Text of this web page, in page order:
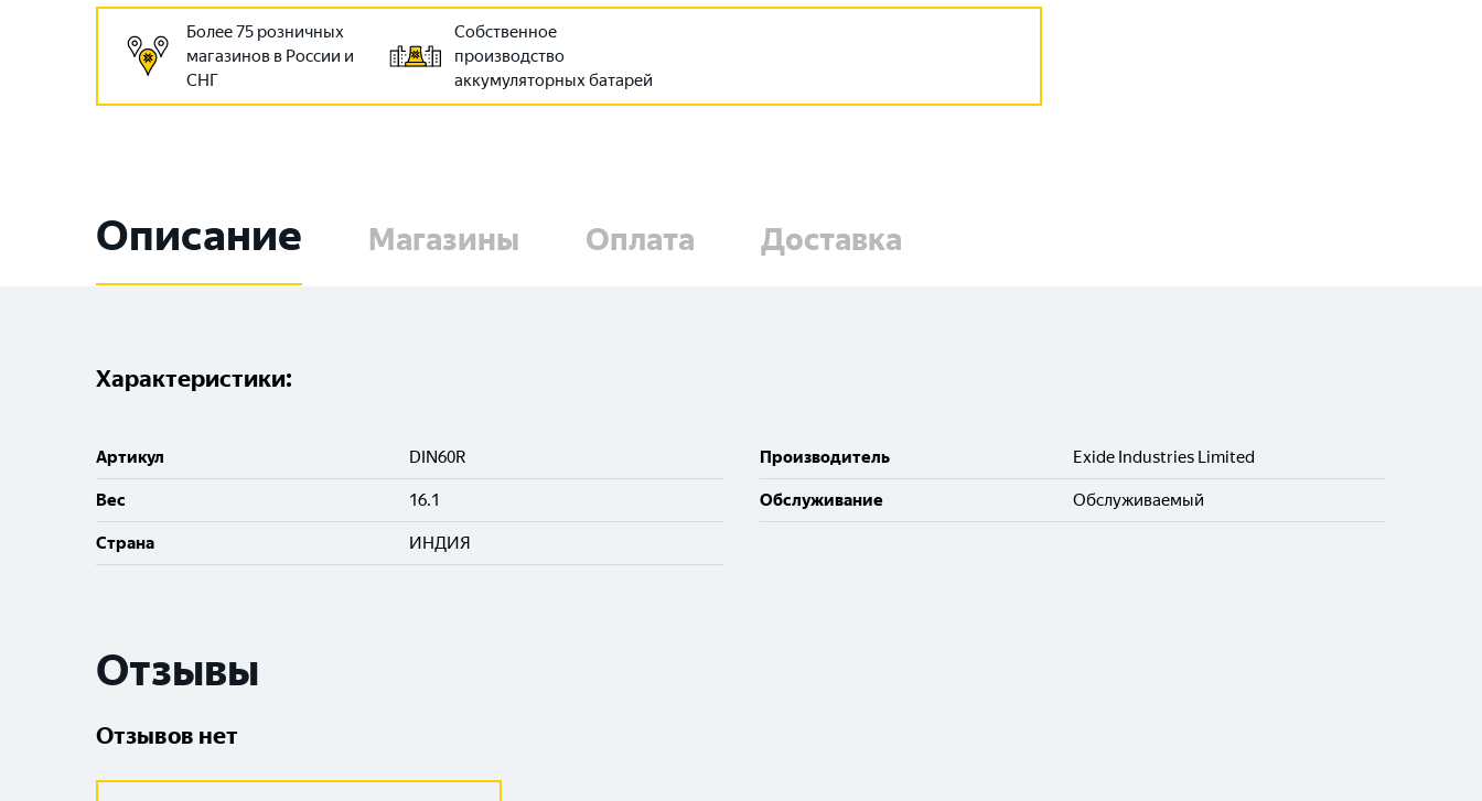
Более 75 розничных
магазинов в России и
СНГ
Собственное
производство
аккумуляторных батарей
Описание Магазины Оплата Доставка
Характеристики:
Артикул DIN60R
Вес 16.1
Cтрана ИНДИЯ
Производитель Exide Industries Limited
Обслуживание Обслуживаемый
Отзывы
Отзывов нет